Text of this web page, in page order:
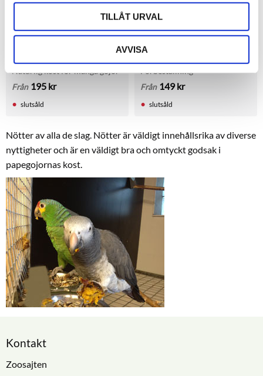
TILLÅT URVAL
AVVISA
Palmnötter
Naturlig kost för många gojor
Från 195 kr
slutsåld
Förbeställning
Från 149kr
slutsåld
Nötter av alla de slag. Nötter är väldigt innehållsrika av diverse
nyttigheter och är en väldigt bra och omtyckt godsak i
papegojornas kost.
Kontakt
Zoosajten